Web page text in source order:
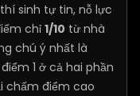
sinh tự tin, nỗ lực
chỉ 1/10 từ nhà
chú ý nhất là
1 ở cả hai phần
chấm điểm cao